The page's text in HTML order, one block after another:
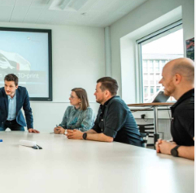
forplejning,
m.m.
vi hjælpe